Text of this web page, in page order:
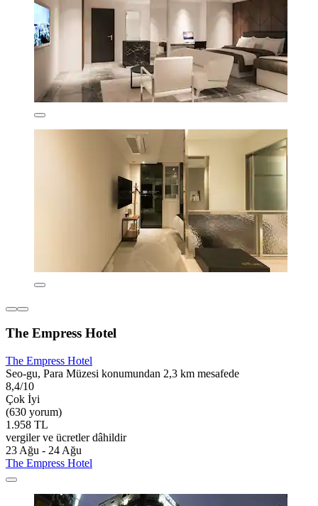
The Empress Hotel
The Empress Hotel
Seo-gu, Para Müzesi konumundan 2,3 km mesafede
8,4/10
Çok İyi
(630 yorum)
1.958 TL
vergiler ve ücretler dâhildir
23 Ağu - 24 Ağu
The Empress Hotel